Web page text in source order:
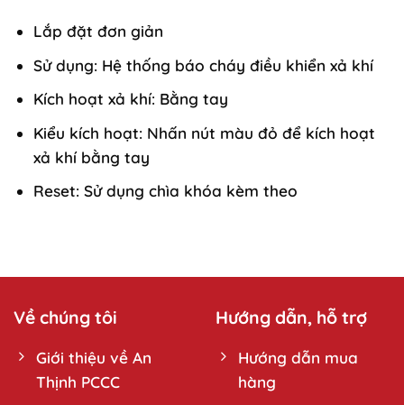
Lắp đặt đơn giản
Sử dụng: Hệ thống báo cháy điều khiển xả khí
Kích hoạt xả khí: Bằng tay
Kiểu kích hoạt: Nhấn nút màu đỏ để kích hoạt
xả khí bằng tay
Reset: Sử dụng chìa khóa kèm theo
Về chúng tôi
Giới thiệu về An
Thịnh PCCC
Hướng dẫn, hỗ trợ
Hướng dẫn mua
hàng